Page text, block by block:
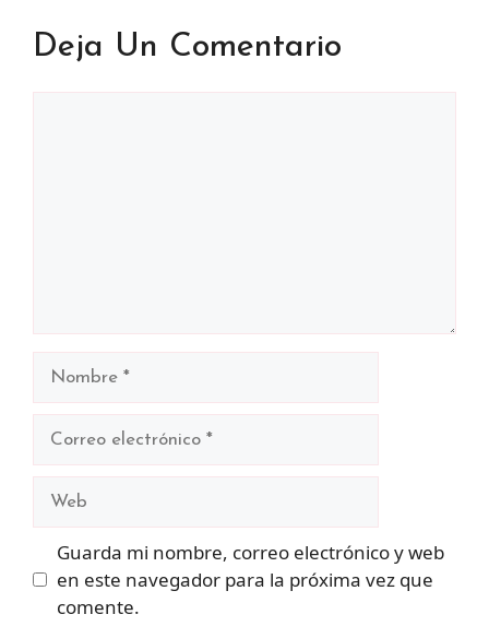
Deja Un Comentario
Nombre
Correo
Web
Guarda mi nombre, correo electrónico y web
en este navegador para la próxima vez que
comente.